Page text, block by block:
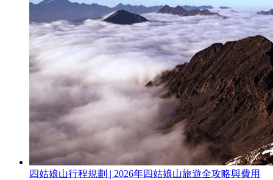
四姑娘山行程規劃 | 2026年四姑娘山旅遊全攻略與費用